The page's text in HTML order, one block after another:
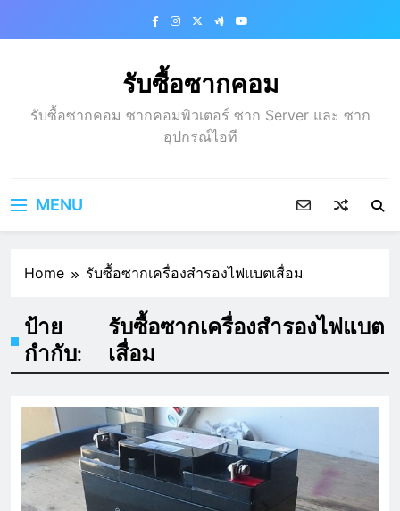
รับซื้อซากคอม
รับซื้อซากคอม ซากคอมพิวเตอร์ ซาก Server และ ซาก
อุปกรณ์ไอที
MENU
Home รับซื้อซากเครื่องสำรองไฟแบตเสื่อม
ป้าย
กำกับ:
รับซื้อซากเครื่องสำรองไฟแบต
เสื่อม